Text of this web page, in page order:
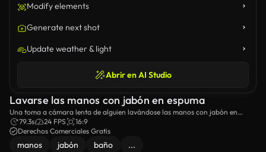
Modify elements
Generate next shot
Update weather & light
Abrir en AI Studio
Lavarse las manos con jabón en espuma
Una toma a cámara lenta de alguien lavándose las manos con jabón en
espuma.
79.3s 24 FPS
16:9
Derechos Comerciales Gratis
manos jabón baño ...